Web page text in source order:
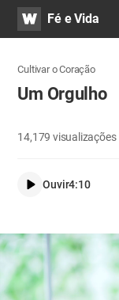
WATVFé e Vida
Cultivar o Coração
Um Orgulho
14,179visualizações
Ouvir4:10